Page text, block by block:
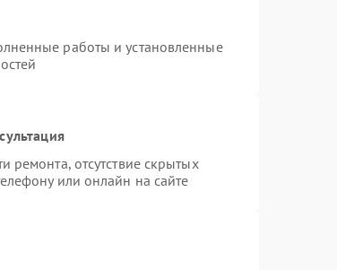
работы и установленные
ремонта, отсутствие скрытых
или онлайн на сайте